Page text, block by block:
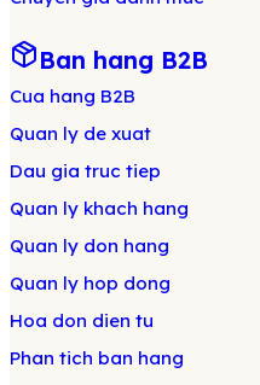
Ban hang B2B
Cua hang B2B
Quan ly de xuat
Dau gia truc tiep
Quan ly khach hang
Quan ly don hang
Quan ly hop dong
Hoa don dien tu
Phan tich ban hang